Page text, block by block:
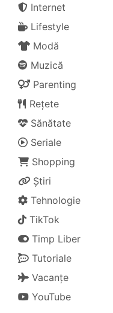
Internet
Lifestyle
Modă
Muzică
Parenting
Rețete
Sănătate
Seriale
Shopping
Știri
Tehnologie
TikTok
Timp Liber
Tutoriale
Vacanțe
YouTube